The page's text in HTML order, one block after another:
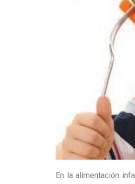
En la alimentación